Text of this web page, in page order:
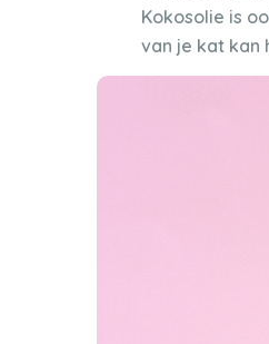
Kokosolie is
van je kat kan